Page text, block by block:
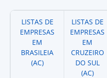
LISTAS DE
EMPRESAS
EM
BRASILEIA
(AC)
LISTAS DE
EMPRESAS
EM
CRUZEIRO
DO SUL
(AC)